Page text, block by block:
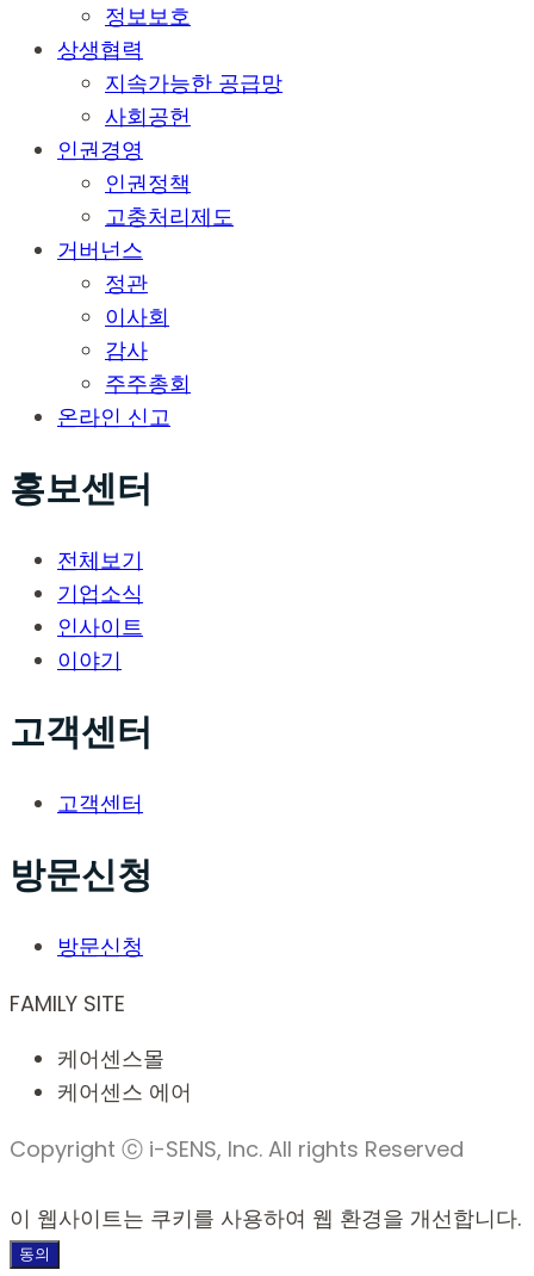
정보보호
상생협력
지속가능한 공급망
사회공헌
인권경영
인권정책
고충처리제도
거버넌스
정관
이사회
감사
주주총회
온라인 신고
홍보센터
전체보기
기업소식
인사이트
이야기
고객센터
고객센터
방문신청
방문신청
FAMILY SITE
케어센스몰
케어센스 에어
Copyright ⓒ i-SENS, Inc. All rights Reserved
이 웹사이트는 쿠키를 사용하여 웹 환경을 개선합니다.
동의